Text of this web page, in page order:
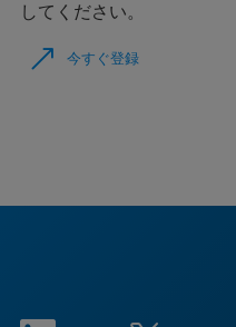
してください。
今すぐ登録